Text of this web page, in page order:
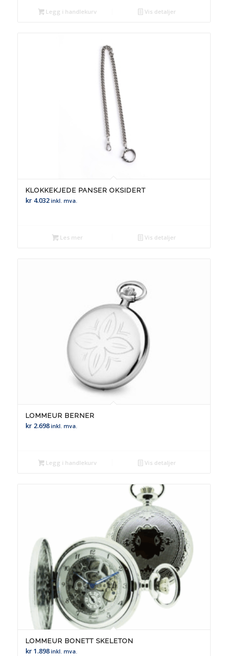
Legg i handlekurv Vis detaljer
KLOKKEKJEDE PANSER OKSIDERT
kr4.032 inkl. mva.
Les mer Vis detaljer
LOMMEUR BERNER
kr2.698 inkl. mva.
Legg i handlekurv Vis detaljer
LOMMEUR BONETT SKELETON
kr1.898 inkl. mva.